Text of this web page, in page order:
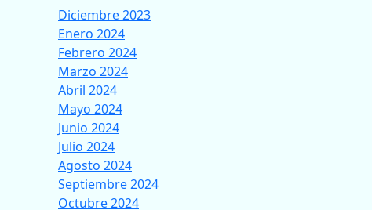
Diciembre 2023
Enero 2024
Febrero 2024
Marzo 2024
Abril 2024
Mayo 2024
Junio 2024
Julio 2024
Agosto 2024
Septiembre 2024
Octubre 2024